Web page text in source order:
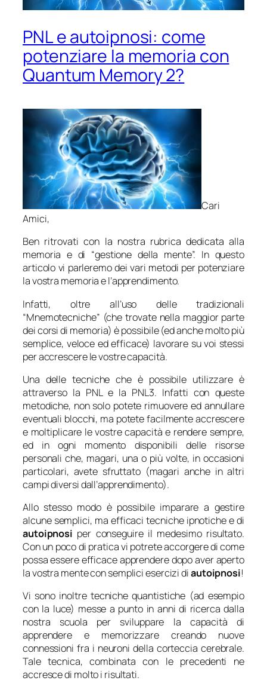
PNL e autoipnosi: come
potenziare la memoria con
Quantum Memory 2?
Cari
Amici,
Ben ritrovati con la nostra rubrica dedicata alla
memoria e di “gestione della mente”. In questo
articolo vi parleremo dei vari metodi per potenziare
la vostra memoria e l’apprendimento.
Infatti, oltre all’uso delle tradizionali
“Mnemotecniche” (che trovate nella maggior parte
dei corsi di memoria) è possibile (ed anche molto più
semplice, veloce ed efficace) lavorare su voi stessi
per accrescere le vostre capacità.
Una delle tecniche che è possibile utilizzare è
attraverso la PNL e la PNL3. Infatti con queste
metodiche, non solo potete rimuovere ed annullare
eventuali blocchi, ma potete facilmente accrescere
e moltiplicare le vostre capacità e rendere sempre,
ed in ogni momento disponibili delle risorse
personali che, magari, una o più volte, in occasioni
particolari, avete sfruttato (magari anche in altri
campi diversi dall’apprendimento).
Allo stesso modo è possibile imparare a gestire
alcune semplici, ma efficaci tecniche ipnotiche e di
autoipnosi per conseguire il medesimo risultato.
Con un poco di pratica vi potrete accorgere di come
possa essere efficace apprendere dopo aver aperto
la vostra mente con semplici esercizi diautoipnosi!
Vi sono inoltre tecniche quantistiche (ad esempio
con la luce) messe a punto in anni di ricerca dalla
nostra scuola per sviluppare la capacità di
apprendere e memorizzare creando nuove
connessioni fra i neuroni della corteccia cerebrale.
Tale tecnica, combinata con le precedenti ne
accresce di molto i risultati.